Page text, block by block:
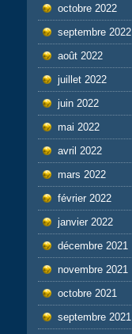
octobre 2022
septembre 2022
août 2022
juillet 2022
juin 2022
mai 2022
avril 2022
mars 2022
février 2022
janvier 2022
décembre 2021
novembre 2021
octobre 2021
septembre 2021